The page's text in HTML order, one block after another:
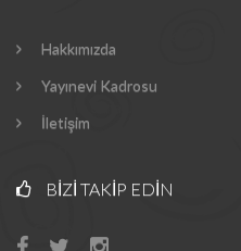
Hakkımızda
Yayınevi Kadrosu
İletişim
BIZI TAKIP EDIN